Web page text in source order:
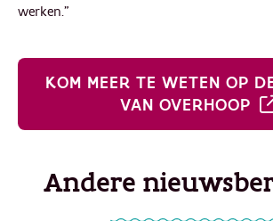
werken.”
KOM MEER TE WETEN OP
VAN OVERHOOP
Andere